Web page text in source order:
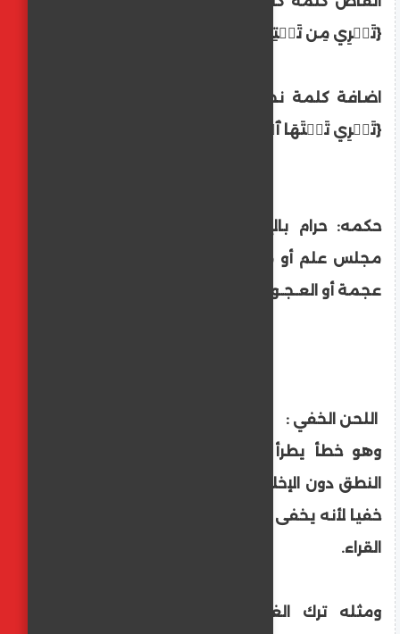
{تَجۡرِي مِن تَحۡتِهَا ٱلۡأَنۡهَٰرُۖ} [البقرة: 25].
اضافة كلمة نحو اضافة (من) لقوله تعالى
{تَجۡرِي تَحۡتَهَا ٱلۡأَنۡهَٰرُ} [التوبة: 100].
حكمه: حرام بالإجماع باستثناء ما كان في
مجلس علم أو من في لسانه عـوج خَلقي أو
عجمة أو العـجـوز الذي تخـشب لسانه.
اللحن الخفي :
وهو خطأ يطرأ على قواعد التجويد وكمال
النطق دون الإخلال بالمعنى أو الإعراب. وسمي
خفيا لأنه يخفى على عامة الناس ولا يدركه إلا
القراء.
ومثله ترك الغنّة والإخلال بأحكام المدود،